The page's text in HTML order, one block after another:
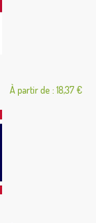
À partir de : 18,37 €